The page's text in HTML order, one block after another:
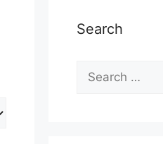
Search
Search
for: